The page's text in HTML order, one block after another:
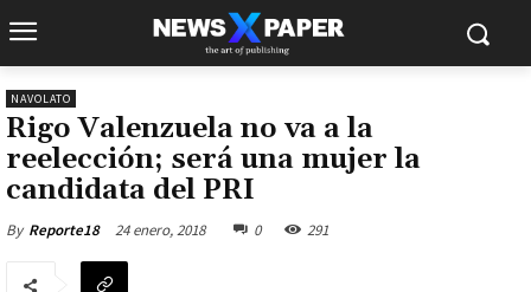
NAVOLATO
Rigo Valenzuela no va a la
reelección; será una mujer la
candidata del PRI
By Reporte18 24 enero, 2018 0 291